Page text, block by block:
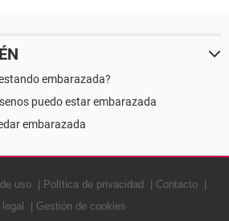
embarazada?
puedo estar embarazada
embarazada
uso Política de privacidad
Contacto
Gestión de cookies